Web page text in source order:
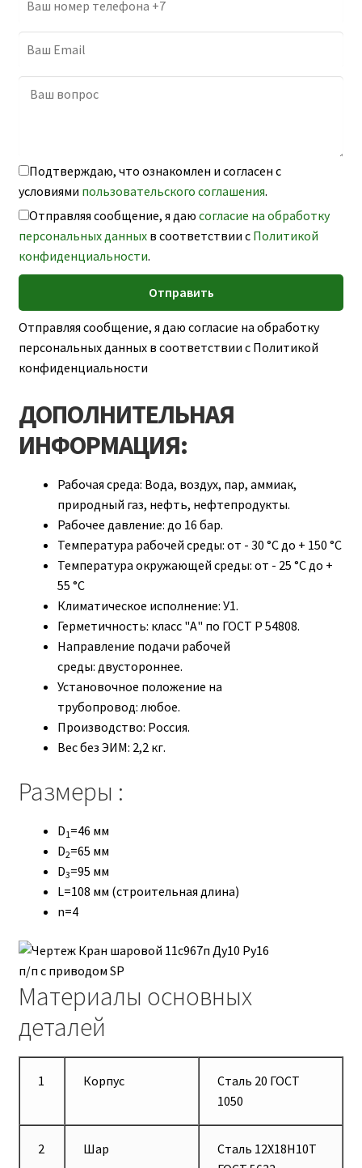
Подтверждаю, что ознакомлен и согласен с
условиями пользовательского соглашения.
Отправляя сообщение, я даю согласие на обработку
персональных данныхв соответствии с Политикой
конфиденциальности.
Отправляя сообщение, я даю согласие на обработку
персональных данных в соответствии с Политикой
конфиденциальности
ДОПОЛНИТЕЛЬНАЯ
ИНФОРМАЦИЯ:
Рабочая среда: Вода, воздух, пар, аммиак,
природный газ, нефть, нефтепродукты.
Рабочее давление: до 16 бар.
Температура рабочей среды: от - 30 °С до + 150 °С
Температура окружающей среды: от - 25 °С до +
55 °С
Климатическое исполнение: У1.
Герметичность: класс "А" по ГОСТ Р 54808.
Направление подачи рабочей
среды: двустороннее.
Установочное положение на
трубопровод: любое.
Производство: Россия.
Вес без ЭИМ: 2,2 кг.
Размеры :
D1 =46 мм
D2=65 мм
D3=95 мм
L=108 мм (строительная длина)
n=4
Материалы основных
деталей
1 Корпус
Сталь 20 ГОСТ
1050
2 Шар
Сталь 12Х18Н10Т